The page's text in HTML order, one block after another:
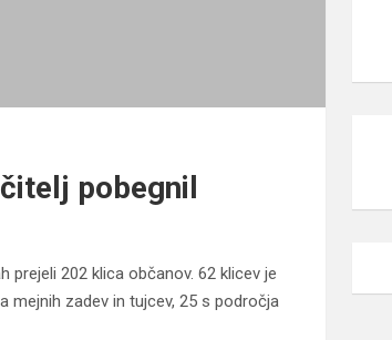
pobegnil
prejeli 202 klica občanov. 62 klicev je
mejnih zadev in tujcev, 25 s področja